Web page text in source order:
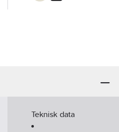
Teknisk data